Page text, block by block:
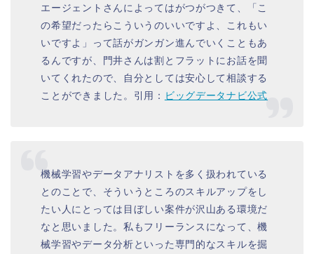
エージェントさんによってはがつがつきて、「こ
の希望だったらこういうのいいですよ、これもい
いですよ」って話がガンガン進んでいくこともあ
るんですが、門井さんは割とフラットにお話を聞
いてくれたので、自分としては安心して相談する
ことができました。引用： ビッグデータナビ公式
機械学習やデータアナリストを多く扱われている
とのことで、そういうところのスキルアップをし
たい人にとっては目ぼしい案件が沢山ある環境だ
なと思いました。私もフリーランスになって、機
械学習やデータ分析といった専門的なスキルを掘